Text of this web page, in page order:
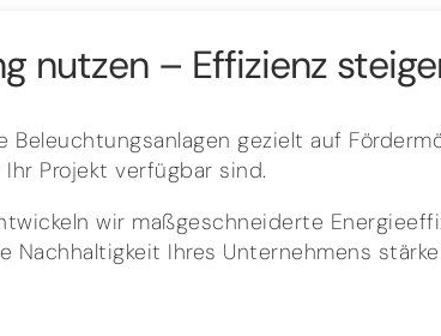
nutzen – Effizienz
Beleuchtungsanlagen gezielt auf
Projekt verfügbar sind.
wir maßgeschneiderte
Nachhaltigkeit Ihres Unternehmens